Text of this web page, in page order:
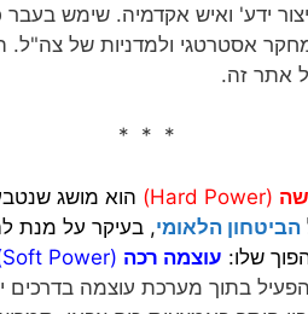
ידע' ואיש אקדמיה. שימש
אסטרטגי ולמדניות של צה"ל.
אתר זה.
* * *
(Hard Power)
הוא מושג
הביטחון הלאומי, בעיקר על מנת
שלו: עוצמה רכה (Soft Power)
בתוך מערכת עוצמה בדרכים